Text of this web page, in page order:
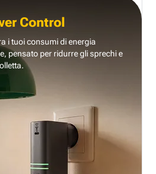
Control
i tuoi consumi di energia
pensato per ridurre gli sprechi e